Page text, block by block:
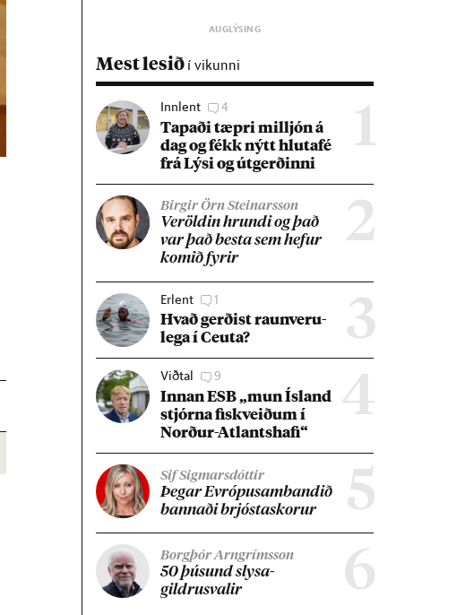
Mest lesið í vikunni
1
Innlent 4
Tap­aði tæpri millj­ón á
dag og fékk nýtt hluta­fé
frá Lýsi og út­gerð­inni
2
Birgir Örn Steinarsson
Ver­öld­in hrundi og það
var það besta sem hef­ur
kom­ið fyr­ir
3
Erlent 1
Hvað gerð­ist raun­veru­
lega í Ceuta?
4
Viðtal 9
Inn­an ESB „mun Ís­land
stjórna fisk­veið­um í
Norð­ur-Atlants­hafi“
5
Sif Sigmarsdóttir
Þeg­ar Evr­ópu­sam­band­ið
bann­aði brjósta­skor­ur
6
Borgþór Arngrímsson
50 þús­und slysa­
gildrusval­ir